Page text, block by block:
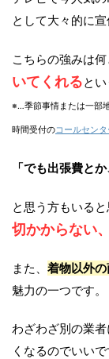
として大々的に宣
こちらの強みは
いてくれると
※…季節事情または一部
時間受付のコールセンタ
「でも出張費と
と思う方もいると
切かからない
また、 着物以外
魅力の一つです。
わざわざ別の業
くなるのでいいで